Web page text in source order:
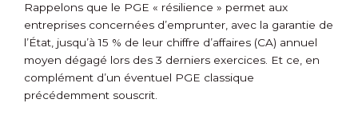
Rappelons que le PGE « résilience » permet aux
entreprises concernées d’emprunter, avec la garantie de
l’État, jusqu’à 15 % de leur chiffre d’affaires (CA) annuel
moyen dégagé lors des 3 derniers exercices. Et ce, en
complément d’un éventuel PGE classique
précédemment souscrit.